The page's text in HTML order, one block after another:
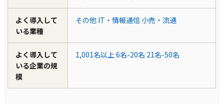
よく導入して
いる業種
その他 IT・情報通信 小売・流通
よく導入して
いる企業の規
模
1,001名以上6名-20名 21名-50名